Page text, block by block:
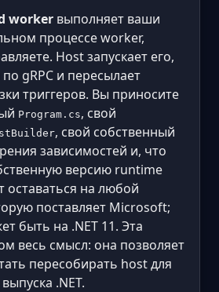
worker выполняет ваши
процессе worker,
Host запускает его,
gRPC и пересылает
триггеров. Вы приносите
Program.cs, свой
, свой собственный
зависимостей и, что
версию runtime
оставаться на любой
поставляет Microsoft;
быть на .NET 11. Эта
весь смысл: она позволяет
пересобирать host для
.NET.